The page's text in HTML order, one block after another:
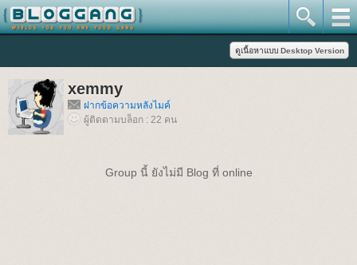
xemmy
ฝากข้อความหลังไมค์
ผู้ติดตามบล็อก : 22 คน
Group นี้ ยังไม่มี Blog ที่ online